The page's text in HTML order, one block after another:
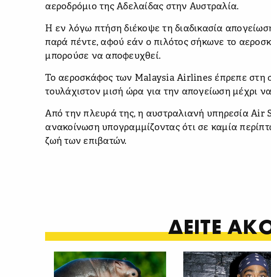
αεροδρόμιο της Αδελαίδας στην Αυστραλία.
Η εν λόγω πτήση διέκοψε τη διαδικασία
παρά πέντε, αφού εάν ο πιλότος σήκωνε το
μπορούσε να αποφευχθεί.
Το αεροσκάφος των Malaysia Airlines έπρεπε στη
τουλάχιστον μισή ώρα για την απογείωση μέχρι
Από την πλευρά της, η αυστραλιανή υπηρεσία Air
ανακοίνωση υπογραμμίζοντας ότι σε καμία
ζωή των επιβατών.
ΔΕΙΤΕ